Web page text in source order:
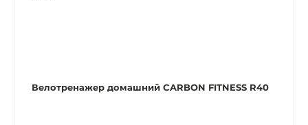
Велотренажер домашний CARBON FITNESS R40